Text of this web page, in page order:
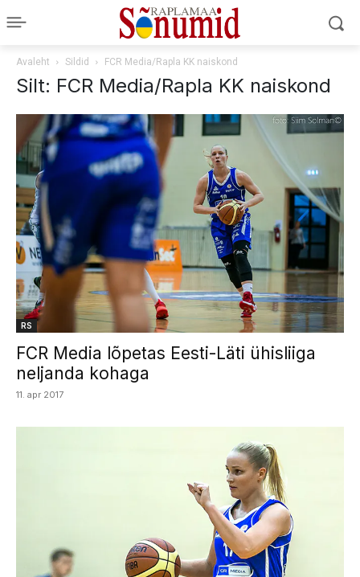
Avaleht Sildid FCR Media/Rapla KK naiskond
Silt: FCR Media/Rapla KK naiskond
RS
FCR Media lõpetas Eesti-Läti ühisliiga
neljanda kohaga
11. apr 2017